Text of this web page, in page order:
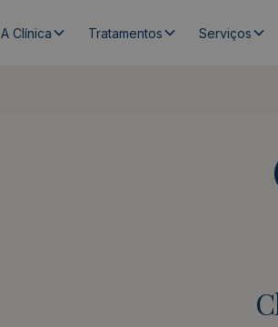
A Clínica Tratamentos Serviços